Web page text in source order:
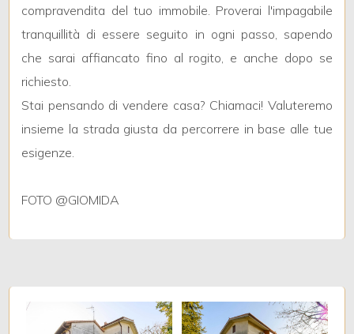
compravendita del tuo immobile. Proverai l'impagabile
tranquillità di essere seguito in ogni passo, sapendo
che sarai affiancato fino al rogito, e anche dopo se
richiesto.
Stai pensando di vendere casa? Chiamaci! Valuteremo
insieme la strada giusta da percorrere in base alle tue
esigenze.
FOTO @GIOMIDA
3
4
5
5+
-
multiscelta